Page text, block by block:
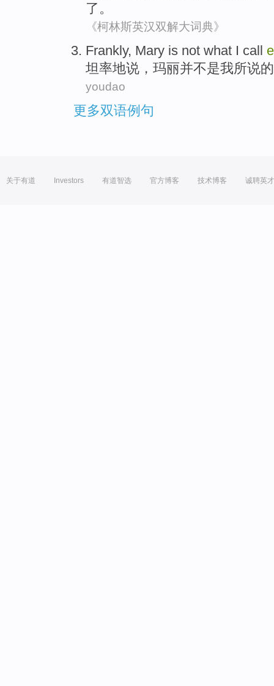
了 。
《柯林斯英汉双解大词典》
Frankly, Mary is not what I call
坦率地说 ， 玛丽并不是我所说
youdao
更多双语例句
关于有道 Investors 有道智选 官方博客 技术博客 诚聘英才